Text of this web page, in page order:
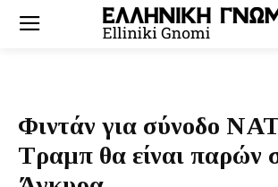
Φιντάν για σύνοδο
Τραμπ θα είναι παρών